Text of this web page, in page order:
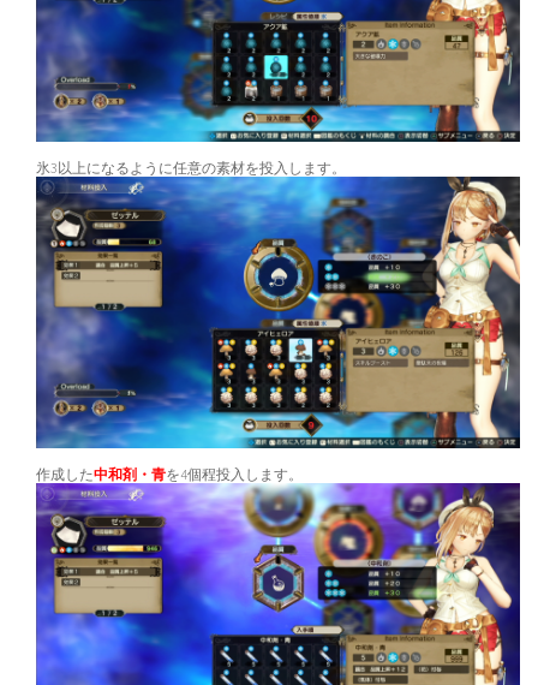
氷3以上になるように任意の素材を投入します。
作成した中和剤・青を4個程投入します。